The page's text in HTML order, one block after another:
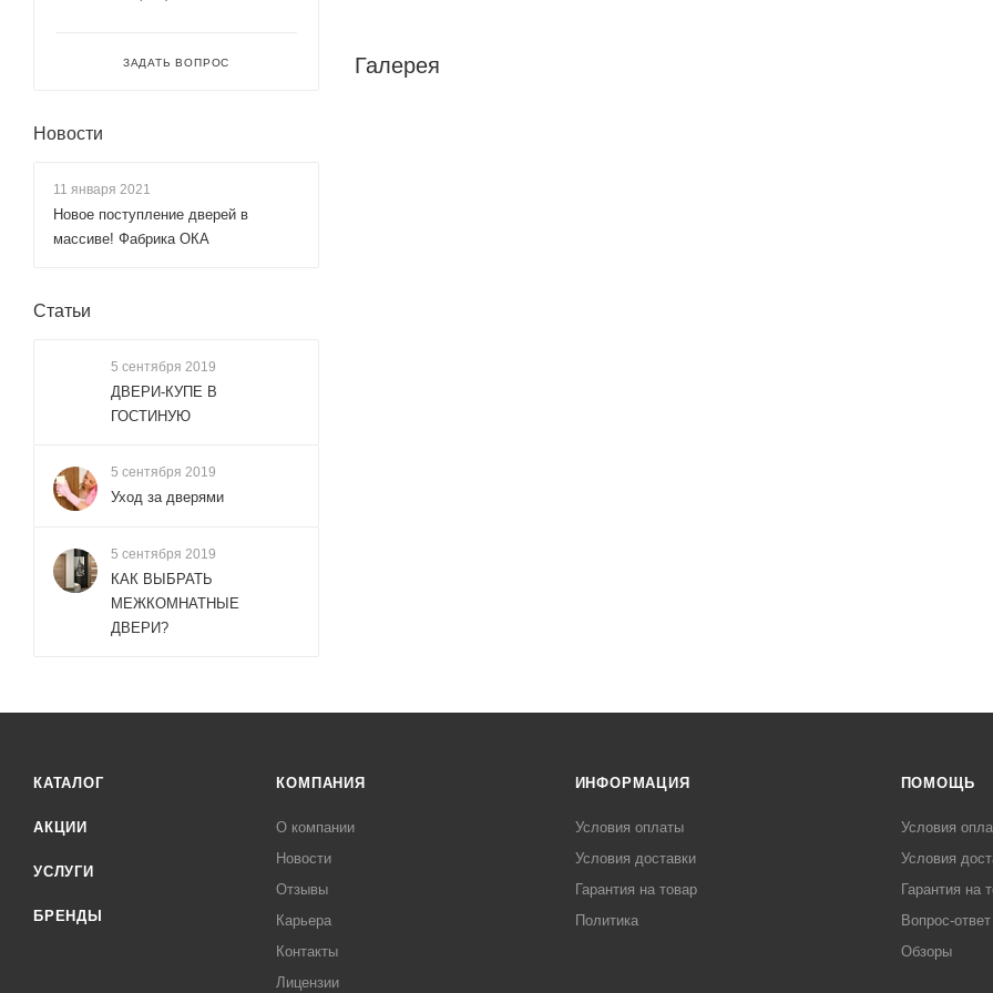
Галерея
ЗАДАТЬ ВОПРОС
Новости
11 января 2021
Новое поступление дверей в
массиве! Фабрика ОКА
Статьи
5 сентября 2019
ДВЕРИ-КУПЕ В
ГОСТИНУЮ
5 сентября 2019
Уход за дверями
5 сентября 2019
КАК ВЫБРАТЬ
МЕЖКОМНАТНЫЕ
ДВЕРИ?
КАТАЛОГ
АКЦИИ
УСЛУГИ
БРЕНДЫ
КОМПАНИЯ
О компании
Новости
Отзывы
Карьера
Контакты
Лицензии
ИНФОРМАЦИЯ
Условия оплаты
Условия доставки
Гарантия на товар
Политика
ПОМОЩЬ
Условия
Условия
Гарантия на
Вопрос-ответ
Обзоры